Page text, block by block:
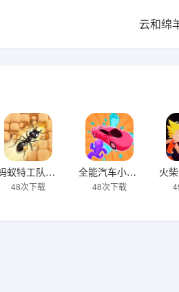
云和绵
蚂蚁特工队下载
48次下载
全能汽车小子下载
48次下载